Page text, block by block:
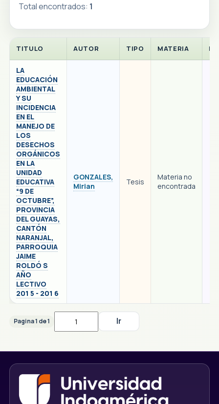
Total encontrados: 1
TITULO AUTOR TIPO MATERIA
LA
EDUCACIÓN
AMBIENTAL
Y SU
INCIDENCIA
EN EL
MANEJO DE
LOS
DESECHOS
ORGÁNICOS
EN LA
UNIDAD
EDUCATIVA
“9 DE
OCTUBRE”,
PROVINCIA
DEL GUAYAS,
CANTÓN
NARANJAL,
PARROQUIA
JAIME
ROLDÓ S
AÑO
LECTIVO
201 5 - 201 6
GONZALES,
Mirian
Tesis
Materia no
encontrada
Pagina 1 de 1